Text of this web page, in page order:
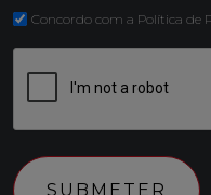
(Obrigatório)
Concordo com a Política de